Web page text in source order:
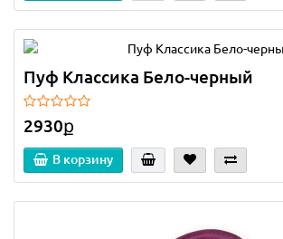
Пуф Классика Бело-черный
2930ք
В корзину